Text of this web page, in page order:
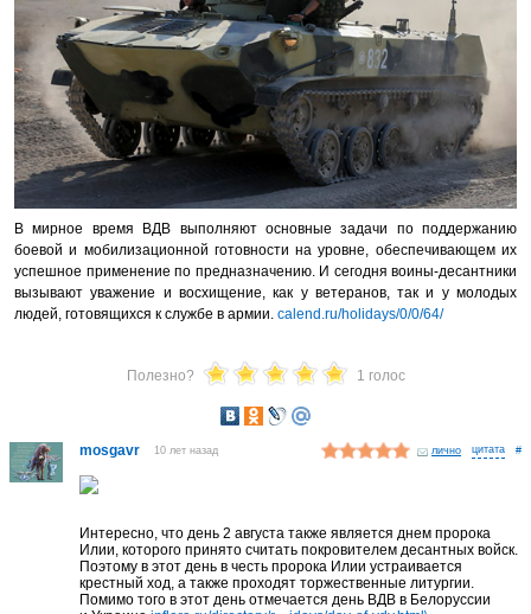
В мирное время ВДВ выполняют основные задачи по поддержанию
боевой и мобилизационной готовности на уровне, обеспечивающем их
успешное применение по предназначению. И сегодня воины-десантники
вызывают уважение и восхищение, как у ветеранов, так и у молодых
людей, готовящихся к службе в армии. calend.ru/holidays/0/0/64/
Полезно? 1 голос
mosgavr 10 лет назад лично #
Интересно, что день 2 августа также является днем пророка
Илии, которого принято считать покровителем десантных войск.
Поэтому в этот день в честь пророка Илии устраивается
крестный ход, а также проходят торжественные литургии.
Помимо того в этот день отмечается день ВДВ в Белоруссии